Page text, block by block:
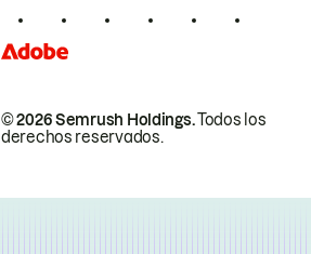
© 2026 Semrush Holdings.Todos los
derechos reservados.